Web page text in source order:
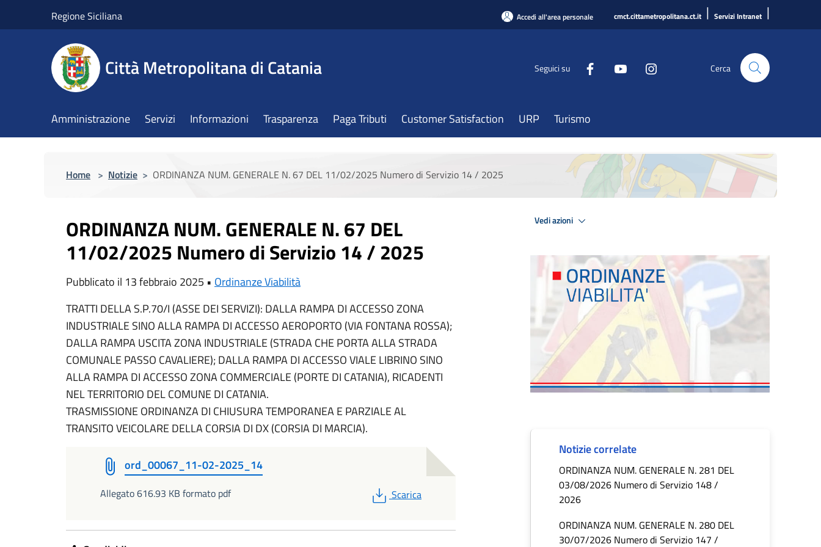
Regione Siciliana Accedi all'area personale cmct.cittametropolitana.ct.it | Servizi Intranet |
Città Metropolitana di Catania Seguici su Cerca
Amministrazione Servizi Informazioni Trasparenza Paga Tributi Customer Satisfaction URP Turismo
Home > Notizie > ORDINANZA NUM. GENERALE N. 67 DEL 11/02/2025 Numero di Servizio 14 / 2025
ORDINANZA NUM. GENERALE N. 67 DEL
11/02/2025 Numero di Servizio 14 / 2025
Pubblicato il 13 febbraio 2025 • Ordinanze Viabilità
TRATTI DELLA S.P.70/I (ASSE DEI SERVIZI): DALLA RAMPA DI ACCESSO ZONA
INDUSTRIALE SINO ALLA RAMPA DI ACCESSO AEROPORTO (VIA FONTANA ROSSA);
DALLA RAMPA USCITA ZONA INDUSTRIALE (STRADA CHE PORTA ALLA STRADA
COMUNALE PASSO CAVALIERE); DALLA RAMPA DI ACCESSO VIALE LIBRINO SINO
ALLA RAMPA DI ACCESSO ZONA COMMERCIALE (PORTE DI CATANIA), RICADENTI
NEL TERRITORIO DEL COMUNE DI CATANIA.
TRASMISSIONE ORDINANZA DI CHIUSURA TEMPORANEA E PARZIALE AL
TRANSITO VEICOLARE DELLA CORSIA DI DX (CORSIA DI MARCIA).
ord_00067_11-02-2025_14
Allegato 616.93 KB formato pdf PDF
Scarica
Vedi azioni
Notizie correlate
ORDINANZA NUM. GENERALE N. 281 DEL
03/08/2026 Numero di Servizio 148 /
2026
ORDINANZA NUM. GENERALE N. 280 DEL
30/07/2026 Numero di Servizio 147 /